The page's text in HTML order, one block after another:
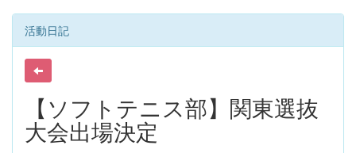
活動日記
【ソフトテニス部】関東選抜
大会出場決定